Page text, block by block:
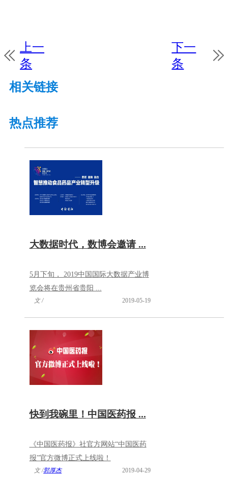
上一
条
下一
条
相关链接
热点推荐
大数据时代，数博会邀请 ...
5月下旬， 2019中国国际大数据产业博
览会将在贵州省贵阳 ...
文 / 2019-05-19
快到我碗里！中国医药报 ...
《中国医药报》社官方网站“中国医药
报”官方微博正式上线啦！
文 /郭厚杰 2019-04-29